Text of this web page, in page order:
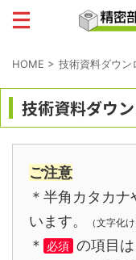
HOME > 技術資料ダウン
技術資料ダウ
ご注意
＊半角カタカ
います。
（文字化
＊ 必須 の項目